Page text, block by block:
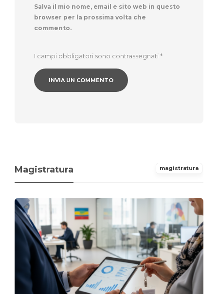
Salva il mio nome, email e sito web in questo
browser per la prossima volta che
commento.
I campi obbligatori sono contrassegnati *
Magistratura magistratura